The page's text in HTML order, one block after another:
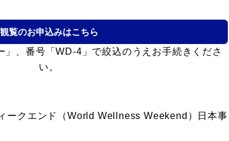
観覧のお申込みはこちら
、番号「WD-4」で絞込のうえお手続きくださ
い。
ークエンド（World Wellness Weekend）日本事